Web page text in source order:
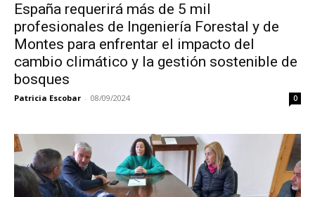
España requerirá más de 5 mil
profesionales de Ingeniería Forestal y de
Montes para enfrentar el impacto del
cambio climático y la gestión sostenible de
bosques
Patricia Escobar - 08/09/2024 0